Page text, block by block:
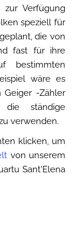
Verfügung
speziell für
die von
fast für ihre
bestimmten
wäre es
Geiger -Zähler
ständige
verwenden.
klicken, um
von unserem
Sant'Elena